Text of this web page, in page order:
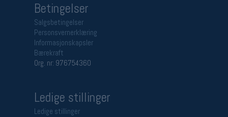
Betingelser
Salgsbetingelser
Personsvernerklæring
Informasjonskapsler
Bærekraft
Org. nr: 976754360
Ledige stillinger
Ledige stillinger